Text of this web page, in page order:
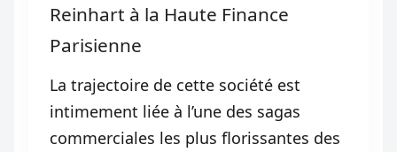
Reinhart à la Haute Finance
Parisienne
La trajectoire de cette société est
intimement liée à l’une des sagas
commerciales les plus florissantes des